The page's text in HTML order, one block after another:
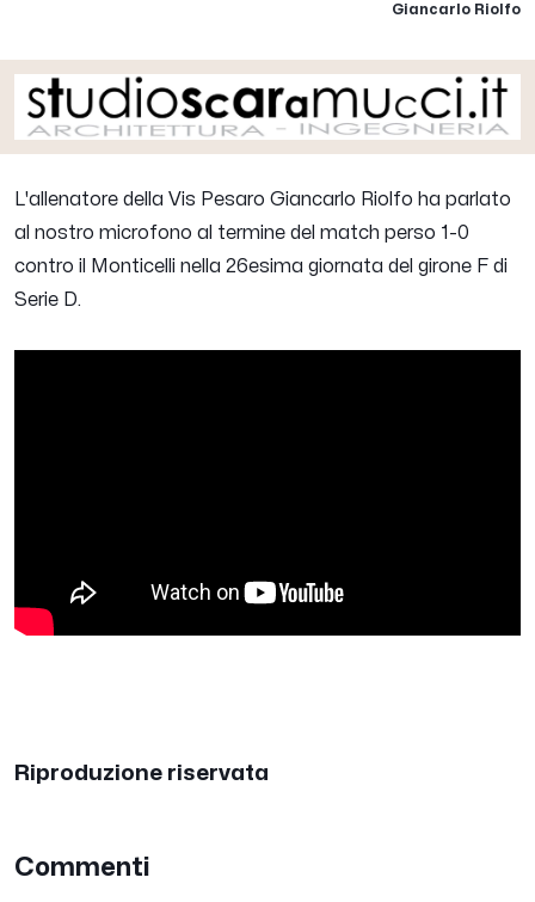
Giancarlo Riolfo
L'allenatore della Vis Pesaro Giancarlo Riolfo ha parlato
al nostro microfono al termine del match perso 1-0
contro il Monticelli nella 26esima giornata del girone F di
Serie D.
Riproduzione riservata
Commenti